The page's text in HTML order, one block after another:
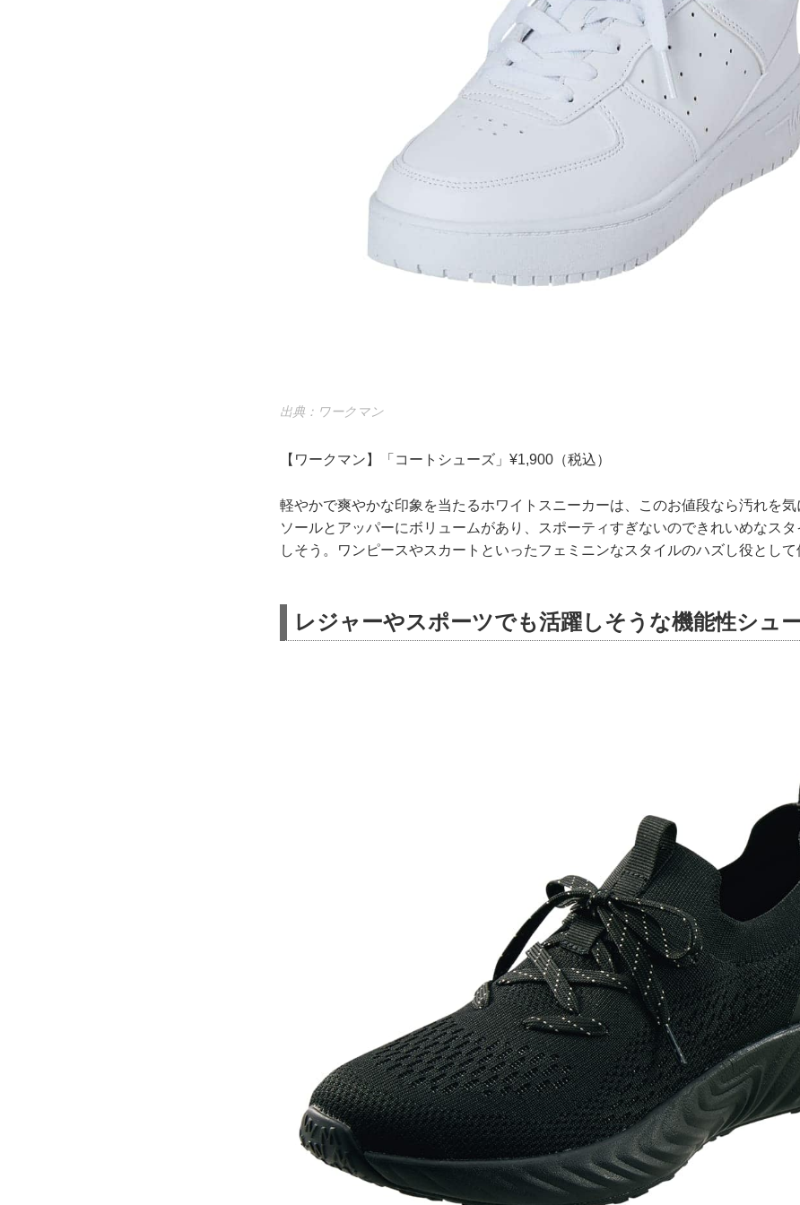
出典：ワークマン
【ワークマン】「コートシューズ」¥1,900（税込）
軽やかで爽やかな印象を当たるホワイトスニーカーは、このお値段なら汚れを気
ソールとアッパーにボリュームがあり、スポーティすぎないのできれいめなス
しそう。ワンピースやスカートといったフェミニンなスタイルのハズし役として
レジャーやスポーツでも活躍しそうな機能性シュ